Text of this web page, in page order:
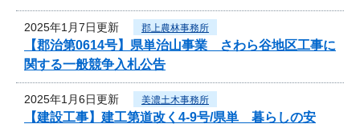
2025年1月7日更新 郡上農林事務所
【郡治第0614号】県単治山事業 さわら谷地区工事に
関する一般競争入札公告
2025年1月6日更新 美濃土木事務所
【建設工事】建工第道改く4-9号/県単 暮らしの安